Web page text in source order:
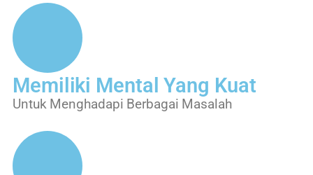
Memiliki Mental Yang Kuat
Untuk Menghadapi Berbagai Masalah